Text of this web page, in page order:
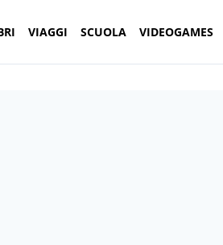
VIAGGI SCUOLA VIDEOGAMES